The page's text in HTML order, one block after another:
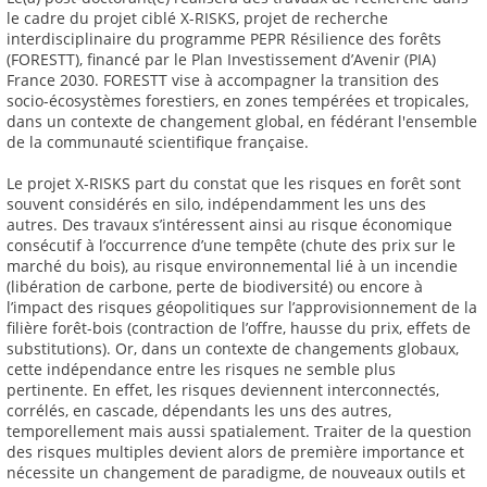
le cadre du projet ciblé X-RISKS, projet de recherche
interdisciplinaire du programme PEPR Résilience des forêts
(FORESTT), financé par le Plan Investissement d’Avenir (PIA)
France 2030. FORESTT vise à accompagner la transition des
socio-écosystèmes forestiers, en zones tempérées et tropicales,
dans un contexte de changement global, en fédérant l'ensemble
de la communauté scientifique française.
Le projet X-RISKS part du constat que les risques en forêt sont
souvent considérés en silo, indépendamment les uns des
autres. Des travaux s’intéressent ainsi au risque économique
consécutif à l’occurrence d’une tempête (chute des prix sur le
marché du bois), au risque environnemental lié à un incendie
(libération de carbone, perte de biodiversité) ou encore à
l’impact des risques géopolitiques sur l’approvisionnement de la
filière forêt-bois (contraction de l’offre, hausse du prix, effets de
substitutions). Or, dans un contexte de changements globaux,
cette indépendance entre les risques ne semble plus
pertinente. En effet, les risques deviennent interconnectés,
corrélés, en cascade, dépendants les uns des autres,
temporellement mais aussi spatialement. Traiter de la question
des risques multiples devient alors de première importance et
nécessite un changement de paradigme, de nouveaux outils et